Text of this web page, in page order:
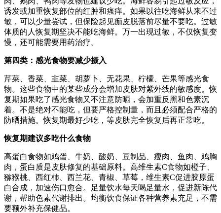
诱发或加重恢复部位的红肿和瘙痒。如果以往吃海鲜从来不过
敏，可以少量尝试，但保险起见痂皮脱落前尽量不要吃。过敏
体质的人恢复期坚决不能吃海鲜。万一出现过敏，不仅恢复变
慢，还可能需要用药治疗。
第四类：感光食物要减少摄入
芹菜、香菜、韭菜、胡萝卜、无花果、柠檬、芒果等感光食
物。这些食物中的某些成分会增加皮肤对紫外线的敏感度。恢
复期如果吃了感光食物又不注意防晒，会加重反黑和色素沉
着。不是绝对不能吃，但要严格控制量，而且必须配合严格的
防晒措施。恢复期最好少吃，等皮肤完全恢复后再正常吃。
恢复期建议多吃什么食物
高蛋白食物如鸡蛋、牛奶、酸奶、豆制品、瘦肉、鱼肉、鸡胸
肉，蛋白质是皮肤修复的基础原料。高维生素C食物如橙子、
猕猴桃、西红柿、西兰花、青椒、草莓，维生素C促进胶原蛋
白合成，加速伤口愈合。足量饮水每天喝足量水，促进新陈代
谢，帮助色素代谢排出。均衡饮食保证各种营养素充足，不需
要额外补充保健品。